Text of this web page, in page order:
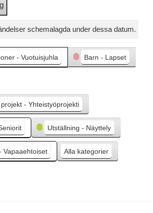
schemalagda under dessa datum.
- Vuotuisjuhla Barn - Lapset
- Yhteistyöprojekti
Utställning - Näyttely
Vapaaehtoiset Alla kategorier